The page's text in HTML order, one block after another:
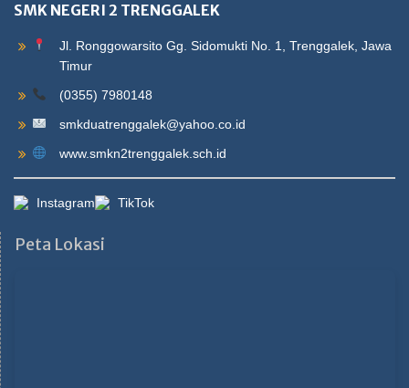
SMK NEGERI 2 TRENGGALEK
Jl. Ronggowarsito Gg. Sidomukti No. 1, Trenggalek, Jawa
Timur
(0355) 7980148
smkduatrenggalek@yahoo.co.id
www.smkn2trenggalek.sch.id
Instagram TikTok
Peta Lokasi